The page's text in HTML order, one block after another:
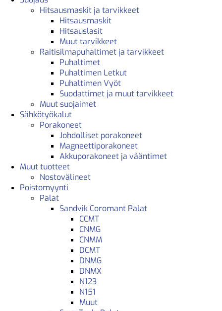
Hitsausmaskit ja tarvikkeet
Hitsausmaskit
Hitsauslasit
Muut tarvikkeet
Raitisilmapuhaltimet ja tarvikkeet
Puhaltimet
Puhaltimen Letkut
Puhaltimen Vyöt
Suodattimet ja muut tarvikkeet
Muut suojaimet
Sähkötyökalut
Porakoneet
Johdolliset porakoneet
Magneettiporakoneet
Akkuporakoneet ja vääntimet
Muut tuotteet
Nostovälineet
Poistomyynti
Palat
Sandvik Coromant Palat
CCMT
CNMG
CNMM
DCMT
DNMG
DNMX
N123
N151
Muut